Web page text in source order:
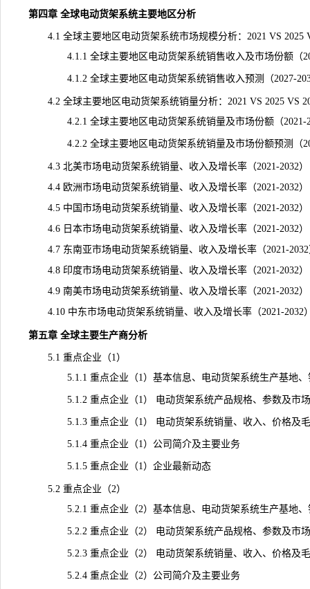
第四章 全球电动货架系统主要地区分析
4.1 全球主要地区电动货架系统市场规模分析：2021 VS 2025
4.1.1 全球主要地区电动货架系统销售收入及市场份额（
4.1.2 全球主要地区电动货架系统销售收入预测（2027-
4.2 全球主要地区电动货架系统销量分析：2021 VS 2025 VS
4.2.1 全球主要地区电动货架系统销量及市场份额（2021-
4.2.2 全球主要地区电动货架系统销量及市场份额预测（
4.3 北美市场电动货架系统销量、收入及增长率（2021-2032）
4.4 欧洲市场电动货架系统销量、收入及增长率（2021-2032）
4.5 中国市场电动货架系统销量、收入及增长率（2021-2032）
4.6 日本市场电动货架系统销量、收入及增长率（2021-2032）
4.7 东南亚市场电动货架系统销量、收入及增长率（2021-2032
4.8 印度市场电动货架系统销量、收入及增长率（2021-2032）
4.9 南美市场电动货架系统销量、收入及增长率（2021-2032）
4.10 中东市场电动货架系统销量、收入及增长率（2021-2032
第五章 全球主要生产商分析
5.1 重点企业（1）
5.1.1 重点企业（1）基本信息、电动货架系统生产基地、
5.1.2 重点企业（1） 电动货架系统产品规格、参数及市
5.1.3 重点企业（1） 电动货架系统销量、收入、价格及毛
5.1.4 重点企业（1）公司简介及主要业务
5.1.5 重点企业（1）企业最新动态
5.2 重点企业（2）
5.2.1 重点企业（2）基本信息、电动货架系统生产基地、
5.2.2 重点企业（2） 电动货架系统产品规格、参数及市
5.2.3 重点企业（2） 电动货架系统销量、收入、价格及毛
5.2.4 重点企业（2）公司简介及主要业务